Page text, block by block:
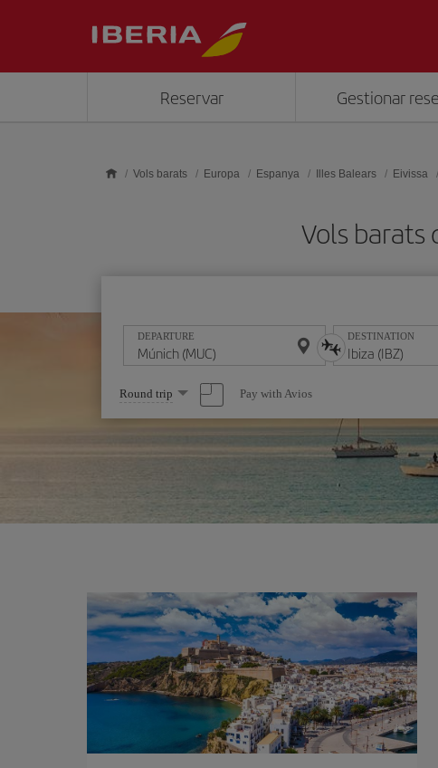
Reservar Gestionar
Vols barats Europa Espanya Illes Balears Eivissa
Vols
DEPARTURE DESTINATION
Select
one
option
Round trip Pay with Avios